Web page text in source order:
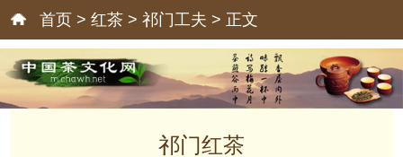
首页 > 红茶 > 祁门工夫 > 正文
祁门红茶